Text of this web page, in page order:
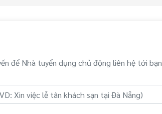
để Nhà tuyển dụng chủ động liên hệ tới bạn